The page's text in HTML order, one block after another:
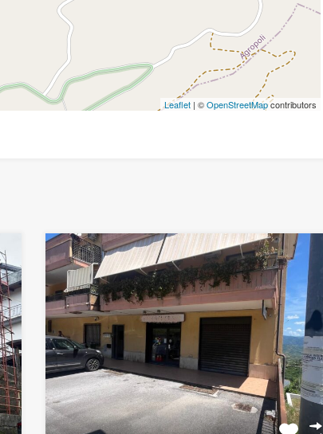
Leaflet| ©OpenStreetMapcontributors